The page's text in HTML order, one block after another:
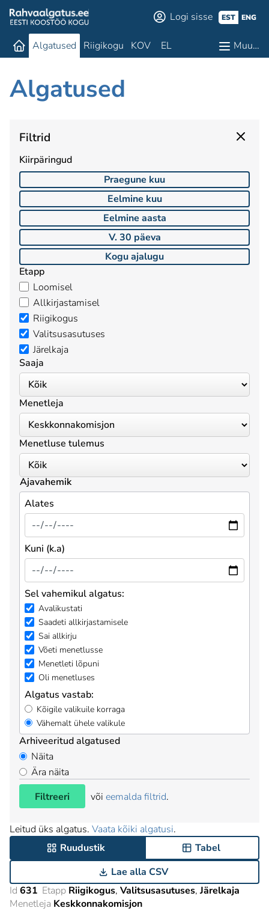
Logi sisse EST ENG
Algatused Riigikogu KOV EL Muu…
Algatused
Filtrid
Kiirpäringud
Praegune kuu
Eelmine kuu
Eelmine aasta
V. 30 päeva
Kogu ajalugu
Etapp
Loomisel
Allkirjastamisel
Riigikogus
Valitsusasutuses
Järelkaja
Saaja
Menetleja
Menetluse tulemus
Ajavahemik
Alates
Kuni (k.a)
Sel vahemikul algatus:
Avalikustati
Saadeti allkirjastamisele
Sai allkirju
Võeti menetlusse
Menetleti lõpuni
Oli menetluses
Algatus vastab:
Kõigile valikuile korraga
Vähemalt ühele valikule
Arhiveeritud algatused
Näita
Ära näita
Filtreeri
või eemalda filtrid.
Leitud üks algatus. Vaata kõiki algatusi.
Ruudustik
Tabel
Lae alla CSV
Id 631 Etapp Riigikogus Valitsusasutuses Järelkaja
Menetleja Keskkonnakomisjon